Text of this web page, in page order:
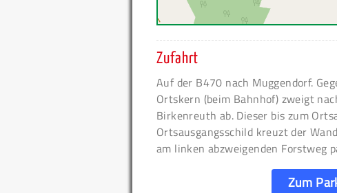
Zufahrt
Auf der B470 nach Muggendorf.
Ortskern (beim Bahnhof) zweigt
Birkenreuth ab. Dieser bis zum
Ortsausgangsschild kreuzt der
am linken abzweigenden Forstweg
Zum